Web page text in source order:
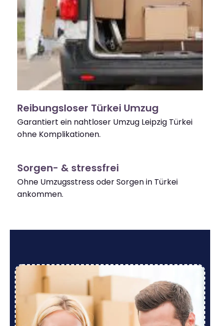
Reibungsloser Türkei Umzug
Garantiert ein nahtloser Umzug Leipzig Türkei
ohne Komplikationen.
Sorgen- & stressfrei
Ohne Umzugsstress oder Sorgen in Türkei
ankommen.